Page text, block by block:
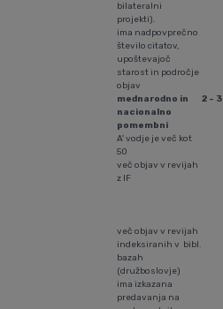
bilateralni
projekti).
ima nadpovprečno
število citatov,
upoštevajoč
starost in področje
objav
mednarodno in
nacionalno
pomembni
2 - 3
A' vodje je več kot
50
več objav v revijah
z IF
več objav v revijah
indeksiranih v bibl.
bazah
(družboslovje)
ima izkazana
predavanja na